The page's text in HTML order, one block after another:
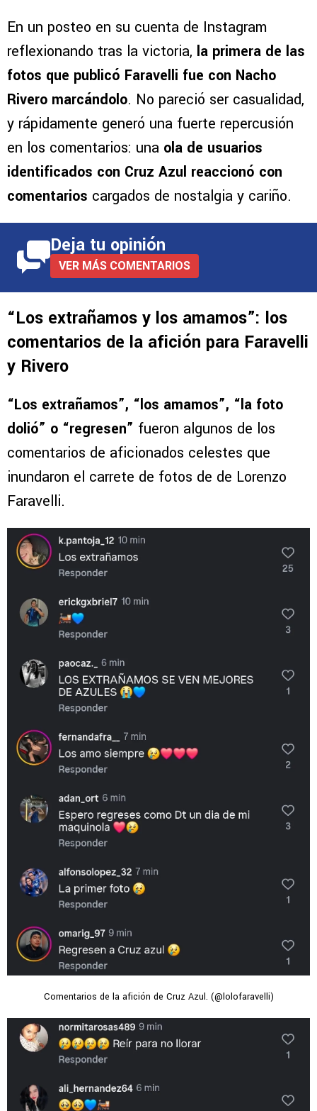
En un posteo en su cuenta de Instagram
reflexionando tras la victoria, la primera de las
fotos que publicó Faravelli fue con Nacho
Rivero marcándolo. No pareció ser casualidad,
y rápidamente generó una fuerte repercusión
en los comentarios: una ola de usuarios
identificados con Cruz Azul reaccionó con
comentarios cargados de nostalgia y cariño.
Deja tu opinión
VER MÁS COMENTARIOS
“Los extrañamos y los amamos”: los
comentarios de la afición para Faravelli
y Rivero
“Los extrañamos”, “los amamos”, “la foto
dolió” o “regresen” fueron algunos de los
comentarios de aficionados celestes que
inundaron el carrete de fotos de de Lorenzo
Faravelli.
Comentarios de la afición de Cruz Azul. (@lolofaravelli)